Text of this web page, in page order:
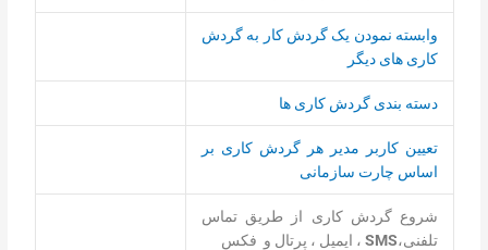
وابسته نمودن یک گردش کار به گردش
کاری های دیگر
دسته بندی گردش کاری ها
تعیین کاربر مدیر هر گردش کاری بر
اساس چارت سازمانی
شروع گردش کاری از طریق تماس
تلفنی،SMS، ایمیل ، پرتال و فکس